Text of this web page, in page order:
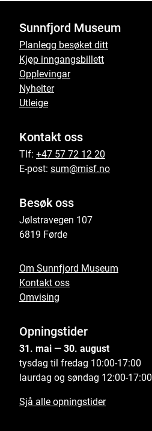
Sunnfjord Museum
Planlegg besøket ditt
Kjøp inngangsbillett
Opplevingar
Nyheiter
Utleige
Kontakt oss
Tlf: +47 57 72 12 20
E-post: sum@misf.no
Besøk oss
Jølstravegen 107
6819 Førde
Om Sunnfjord Museum
Kontakt oss
Omvising
Opningstider
31. mai — 30. august
tysdag til fredag 10:00-17:00
laurdag og søndag 12:00-17:00
Sjå alle opningstider